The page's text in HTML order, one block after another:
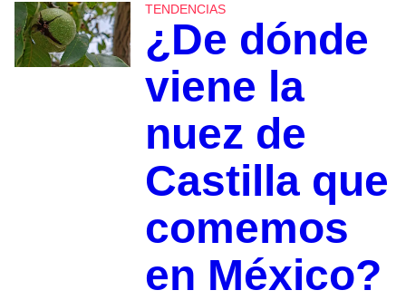
TENDENCIAS
¿De dónde
viene la
nuez de
Castilla que
comemos
en México?